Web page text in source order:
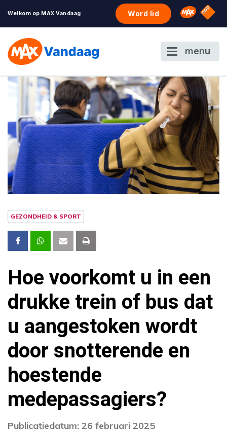
Welkom op MAX Vandaag Word lid Omroep
NPO
menu
GEZONDHEID & SPORT
Hoe voorkomt u in een
drukke trein of bus dat
u aangestoken wordt
door snotterende en
hoestende
medepassagiers?
Publicatiedatum: 26 februari 2025